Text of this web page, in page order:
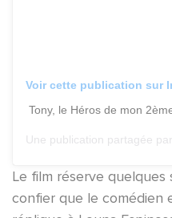
Voir cette publication sur
Tony, le Héros de mon
Une publication partagée par
Le film réserve
confier que le comédien